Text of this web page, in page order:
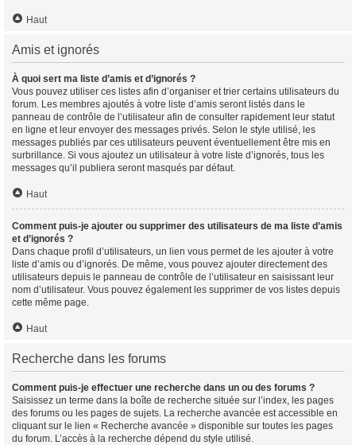
Haut
Amis et ignorés
À quoi sert ma liste d’amis et d’ignorés ?
Vous pouvez utiliser ces listes afin d’organiser et trier certains utilisateurs du
forum. Les membres ajoutés à votre liste d’amis seront listés dans le
panneau de contrôle de l’utilisateur afin de consulter rapidement leur statut
en ligne et leur envoyer des messages privés. Selon le style utilisé, les
messages publiés par ces utilisateurs peuvent éventuellement être mis en
surbrillance. Si vous ajoutez un utilisateur à votre liste d’ignorés, tous les
messages qu’il publiera seront masqués par défaut.
Haut
Comment puis-je ajouter ou supprimer des utilisateurs de ma liste d’amis
et d’ignorés ?
Dans chaque profil d’utilisateurs, un lien vous permet de les ajouter à votre
liste d’amis ou d’ignorés. De même, vous pouvez ajouter directement des
utilisateurs depuis le panneau de contrôle de l’utilisateur en saisissant leur
nom d’utilisateur. Vous pouvez également les supprimer de vos listes depuis
cette même page.
Haut
Recherche dans les forums
Comment puis-je effectuer une recherche dans un ou des forums ?
Saisissez un terme dans la boîte de recherche située sur l’index, les pages
des forums ou les pages de sujets. La recherche avancée est accessible en
cliquant sur le lien « Recherche avancée » disponible sur toutes les pages
du forum. L’accès à la recherche dépend du style utilisé.